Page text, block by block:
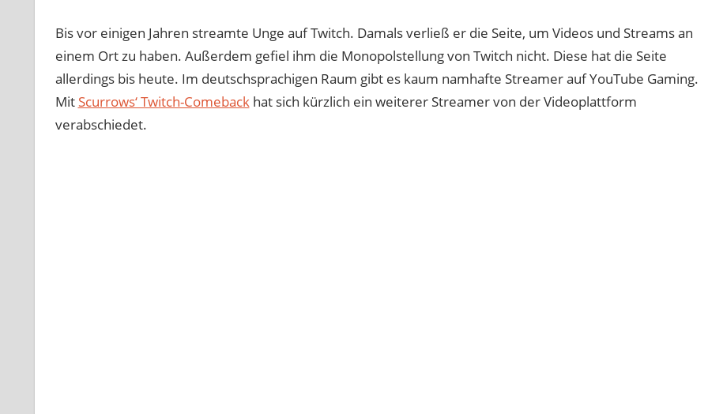
Bis vor einigen Jahren streamte Unge auf Twitch. Damals verließ er die Seite, um Videos und Streams an
einem Ort zu haben. Außerdem gefiel ihm die Monopolstellung von Twitch nicht. Diese hat die Seite
allerdings bis heute. Im deutschsprachigen Raum gibt es kaum namhafte Streamer auf YouTube Gaming.
Mit Scurrows‘ Twitch-Comebackhat sich kürzlich ein weiterer Streamer von der Videoplattform
verabschiedet.